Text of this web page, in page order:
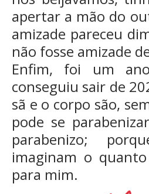
apertar a mão do
amizade pareceu
não fosse amizade
Enfim, foi um
conseguiu sair de
sã e o corpo são,
pode se
parabenizo;
imaginam o
para mim.